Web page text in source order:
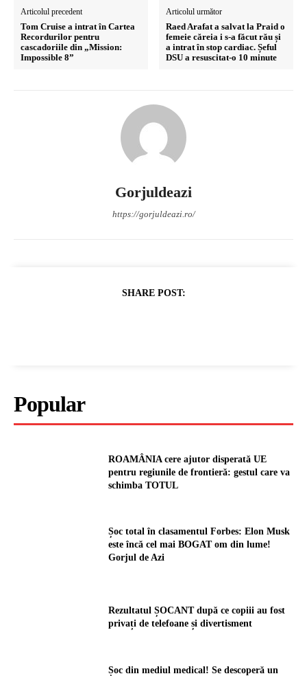
Articolul precedent
Tom Cruise a intrat în Cartea
Recordurilor pentru
cascadoriile din „Mission:
Impossible 8”
Articolul următor
Raed Arafat a salvat la Praid o
femeie căreia i s-a făcut rău și
a intrat în stop cardiac. Șeful
DSU a resuscitat-o 10 minute
Gorjuldeazi
https://gorjuldeazi.ro/
SHARE POST:
Popular
ROAMÂNIA cere ajutor disperată UE
pentru regiunile de frontieră: gestul care va
schimba TOTUL
Șoc total în clasamentul Forbes: Elon Musk
este încă cel mai BOGAT om din lume!
Gorjul de Azi
Rezultatul ȘOCANT după ce copiii au fost
privați de telefoane și divertisment
Șoc din mediul medical! Se descoperă un